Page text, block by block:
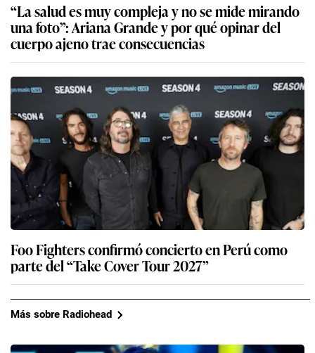
“La salud es muy compleja y no se mide mirando
una foto”: Ariana Grande y por qué opinar del
cuerpo ajeno trae consecuencias
Foo Fighters confirmó concierto en Perú como
parte del “Take Cover Tour 2027”
Más sobre Radiohead